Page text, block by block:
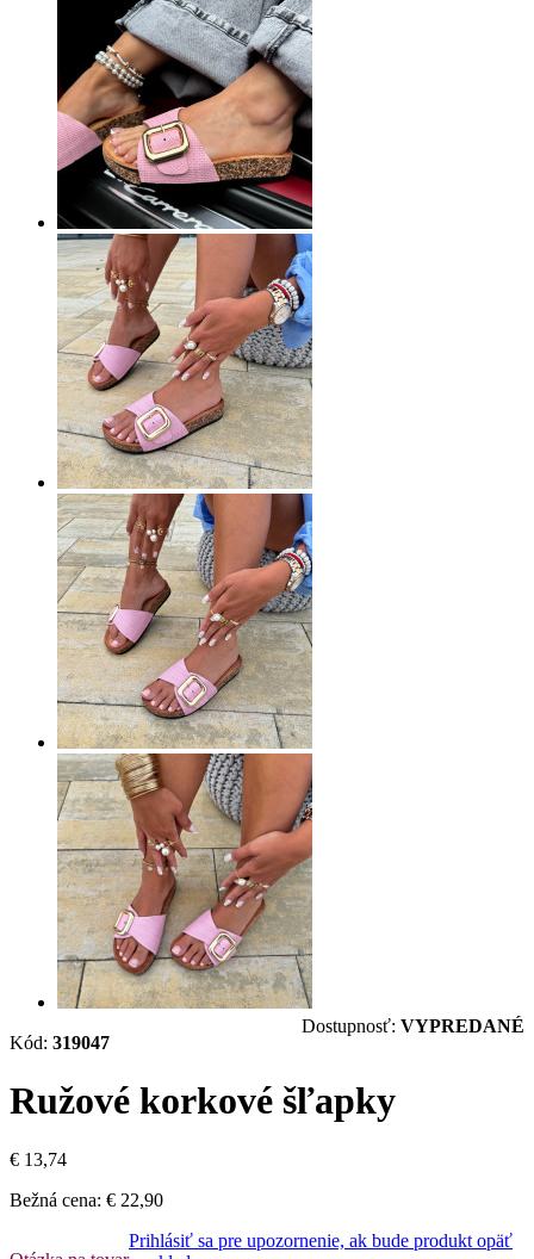
Kód: 319047
Dostupnosť: VYPREDANÉ
Ružové korkové šľapky
€ 13,74
Bežná cena: € 22,90
Prihlásiť sa pre upozornenie, ak bude produkt opäť